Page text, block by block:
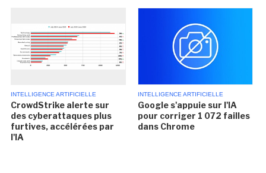
INTELLIGENCE ARTIFICIELLE
CrowdStrike alerte sur
des cyberattaques plus
furtives, accélérées par
l'IA
INTELLIGENCE ARTIFICIELLE
Google s'appuie sur l'IA
pour corriger 1 072 failles
dans Chrome